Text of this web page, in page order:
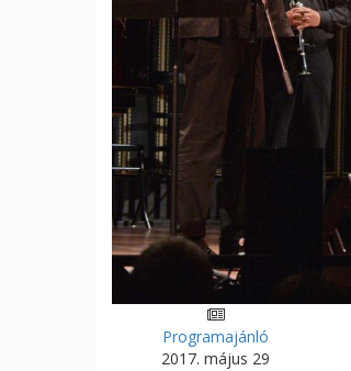
Programajánló
2017. május 29